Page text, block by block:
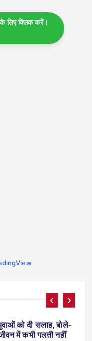
लिए क्लिक करें।
को दी सलाह, बोले-
में कभी गलती नहीं